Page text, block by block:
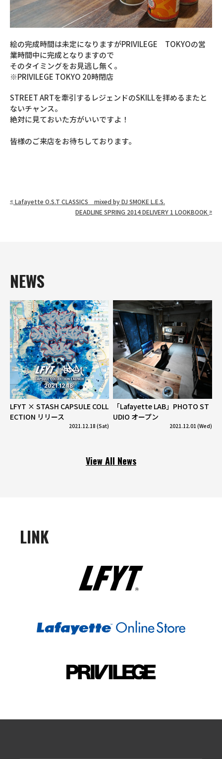
絵の完成時間は未定になりますがPRIVILEGE TOKYOの営
業時間中に完成となりますので
そのタイミングをお見逃し無く。
※PRIVILEGE TOKYO 20時閉店
STREET ARTを牽引するレジェンドのSKILLを拝めるまたと
ないチャンス。
絶対に見ておいた方がいいですよ！
皆様のご来店をお待ちしております。
« Lafayette O.S.T CLASSICS mixed by DJ SMOKE L.E.S.
DEADLINE SPRING 2014 DELIVERY 1 LOOKBOOK »
NEWS
LFYT × STASH CAPSULE COLL
ECTION リリース
2021.12.18 (Sat)
「Lafayette LAB」PHOTO ST
UDIO オープン
2021.12.01 (Wed)
View All News
LINK